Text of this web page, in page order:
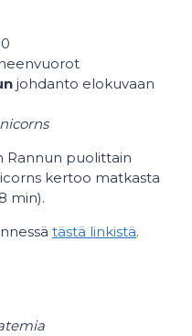
johdanto elokuvaan
Rannun puolittain
kertoo matkasta
min).
tästä linkistä.